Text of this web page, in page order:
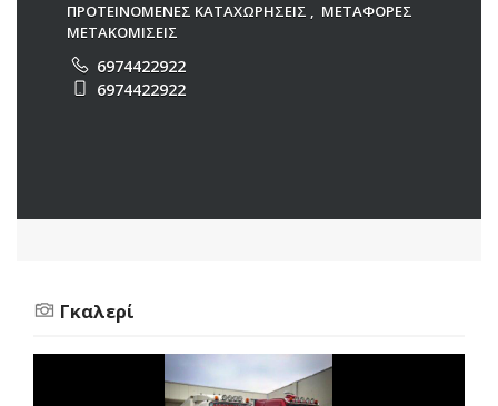
ΠΡΟΤΕΙΝΟΜΕΝΕΣ ΚΑΤΑΧΩΡΗΣΕΙΣ , ΜΕΤΑΦΟΡΕΣ
ΜΕΤΑΚΟΜΙΣΕΙΣ
6974422922
6974422922
Γκαλερί